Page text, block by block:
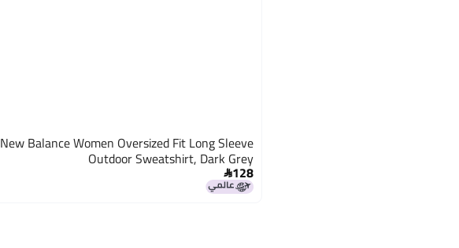
New Balance Women Oversized Fit Long Sleeve
Outdoor Sweatshirt, Dark Grey
128